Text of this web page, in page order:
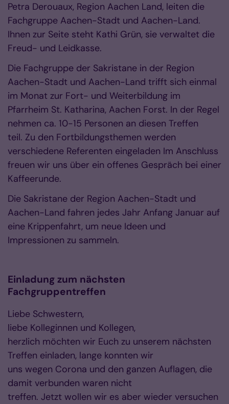
Petra Derouaux, Region Aachen Land, leiten die
Fachgruppe Aachen-Stadt und Aachen-Land.
Ihnen zur Seite steht Kathi Grün, sie verwaltet die
Freud- und Leidkasse.
Die Fachgruppe der Sakristane in der Region
Aachen-Stadt und Aachen-Land trifft sich einmal
im Monat zur Fort- und Weiterbildung im
Pfarrheim St. Katharina, Aachen Forst. In der Regel
nehmen ca. 10-15 Personen an diesen Treffen
teil. Zu den Fortbildungsthemen werden
verschiedene Referenten eingeladen Im Anschluss
freuen wir uns über ein offenes Gespräch bei einer
Kaffeerunde.
Die Sakristane der Region Aachen-Stadt und
Aachen-Land fahren jedes Jahr Anfang Januar auf
eine Krippenfahrt, um neue Ideen und
Impressionen zu sammeln.
Einladung zum nächsten
Fachgruppentreffen
Liebe Schwestern,
liebe Kolleginnen und Kollegen,
herzlich möchten wir Euch zu unserem nächsten
Treffen einladen, lange konnten wir
uns wegen Corona und den ganzen Auflagen, die
damit verbunden waren nicht
treffen. Jetzt wollen wir es aber wieder versuchen